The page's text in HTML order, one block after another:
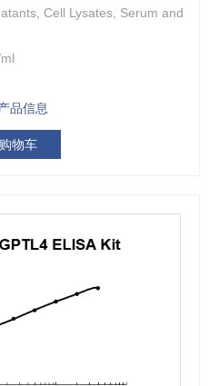
Cell Lysates, Serum and
品信息
物车